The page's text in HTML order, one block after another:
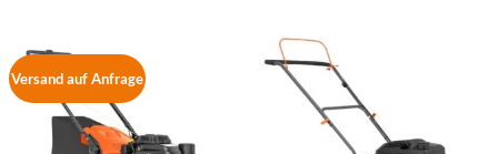
Versand auf Anfrage